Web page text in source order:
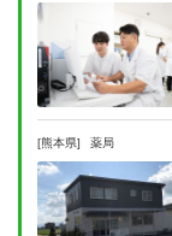
[熊本県] 薬局